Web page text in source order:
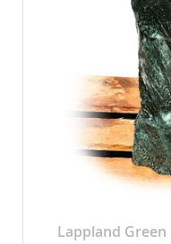
Lappland